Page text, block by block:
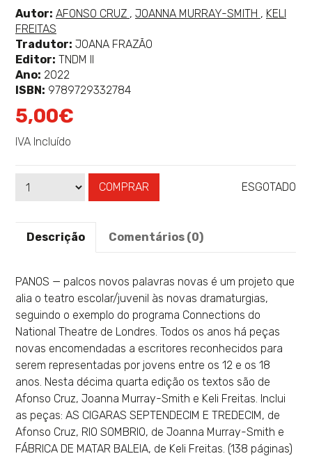
classificação
Autor: Ver
mais
sobre
AFONSO CRUZ , Ver
sobre
JOANNA MURRAY-SMITH , Ver
KELI
FREITAS
Tradutor: JOANA FRAZÃO
Editor: TNDM II
Ano: 2022
ISBN: 9789729332784
5,00€
IVA Incluído
Qtd COMPRAR
Disponibilidade: ESGOTADO
Descrição Comentários (0)
PANOS — palcos novos palavras novas é um projeto que
alia o teatro escolar/juvenil às novas dramaturgias,
seguindo o exemplo do programa Connections do
National Theatre de Londres. Todos os anos há peças
novas encomendadas a escritores reconhecidos para
serem representadas por jovens entre os 12 e os 18
anos. Nesta décima quarta edição os textos são de
Afonso Cruz, Joanna Murray-Smith e Keli Freitas. Inclui
as peças: AS CIGARAS SEPTENDECIM E TREDECIM, de
Afonso Cruz, RIO SOMBRIO, de Joanna Murray-Smith e
FÁBRICA DE MATAR BALEIA, de Keli Freitas. (138 páginas)